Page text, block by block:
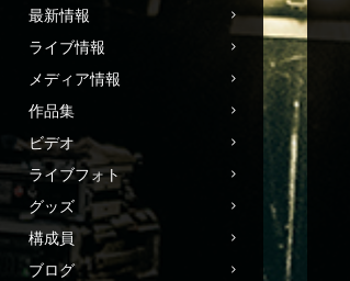
最新情報
ライブ情報
メディア情報
作品集
ビデオ
ライブフォト
グッズ
構成員
ブログ